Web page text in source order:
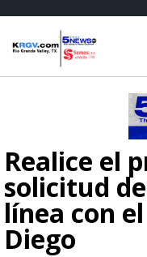
Realice el
solicitud
línea con
Diego